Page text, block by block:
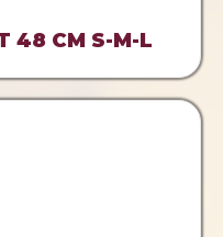
48 CM S-M-L